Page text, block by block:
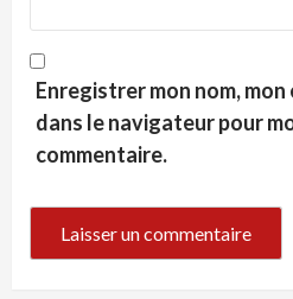
Enregistrer mon nom,
dans le navigateur pour
commentaire.